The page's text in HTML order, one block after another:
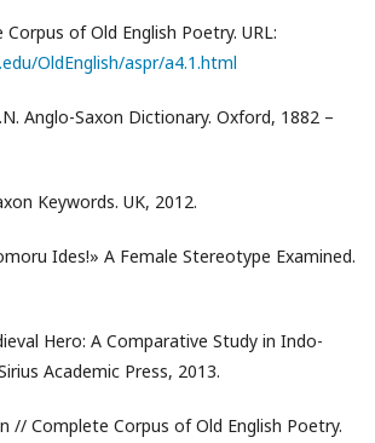
of Old English Poetry. URL:
OldEnglish/aspr/a4.1.html
Anglo-Saxon Dictionary. Oxford, 1882 –
Keywords. UK, 2012.
Ides!» A Female Stereotype Examined.
Hero: A Comparative Study in Indo-
Academic Press, 2013.
// Сomplete Corpus of Old English Poetry.